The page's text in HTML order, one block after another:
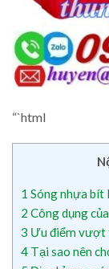
“`html
1 Sóng nhựa bít
2 Công dụng
3 Ưu điểm vượt
4 Tại sao nên